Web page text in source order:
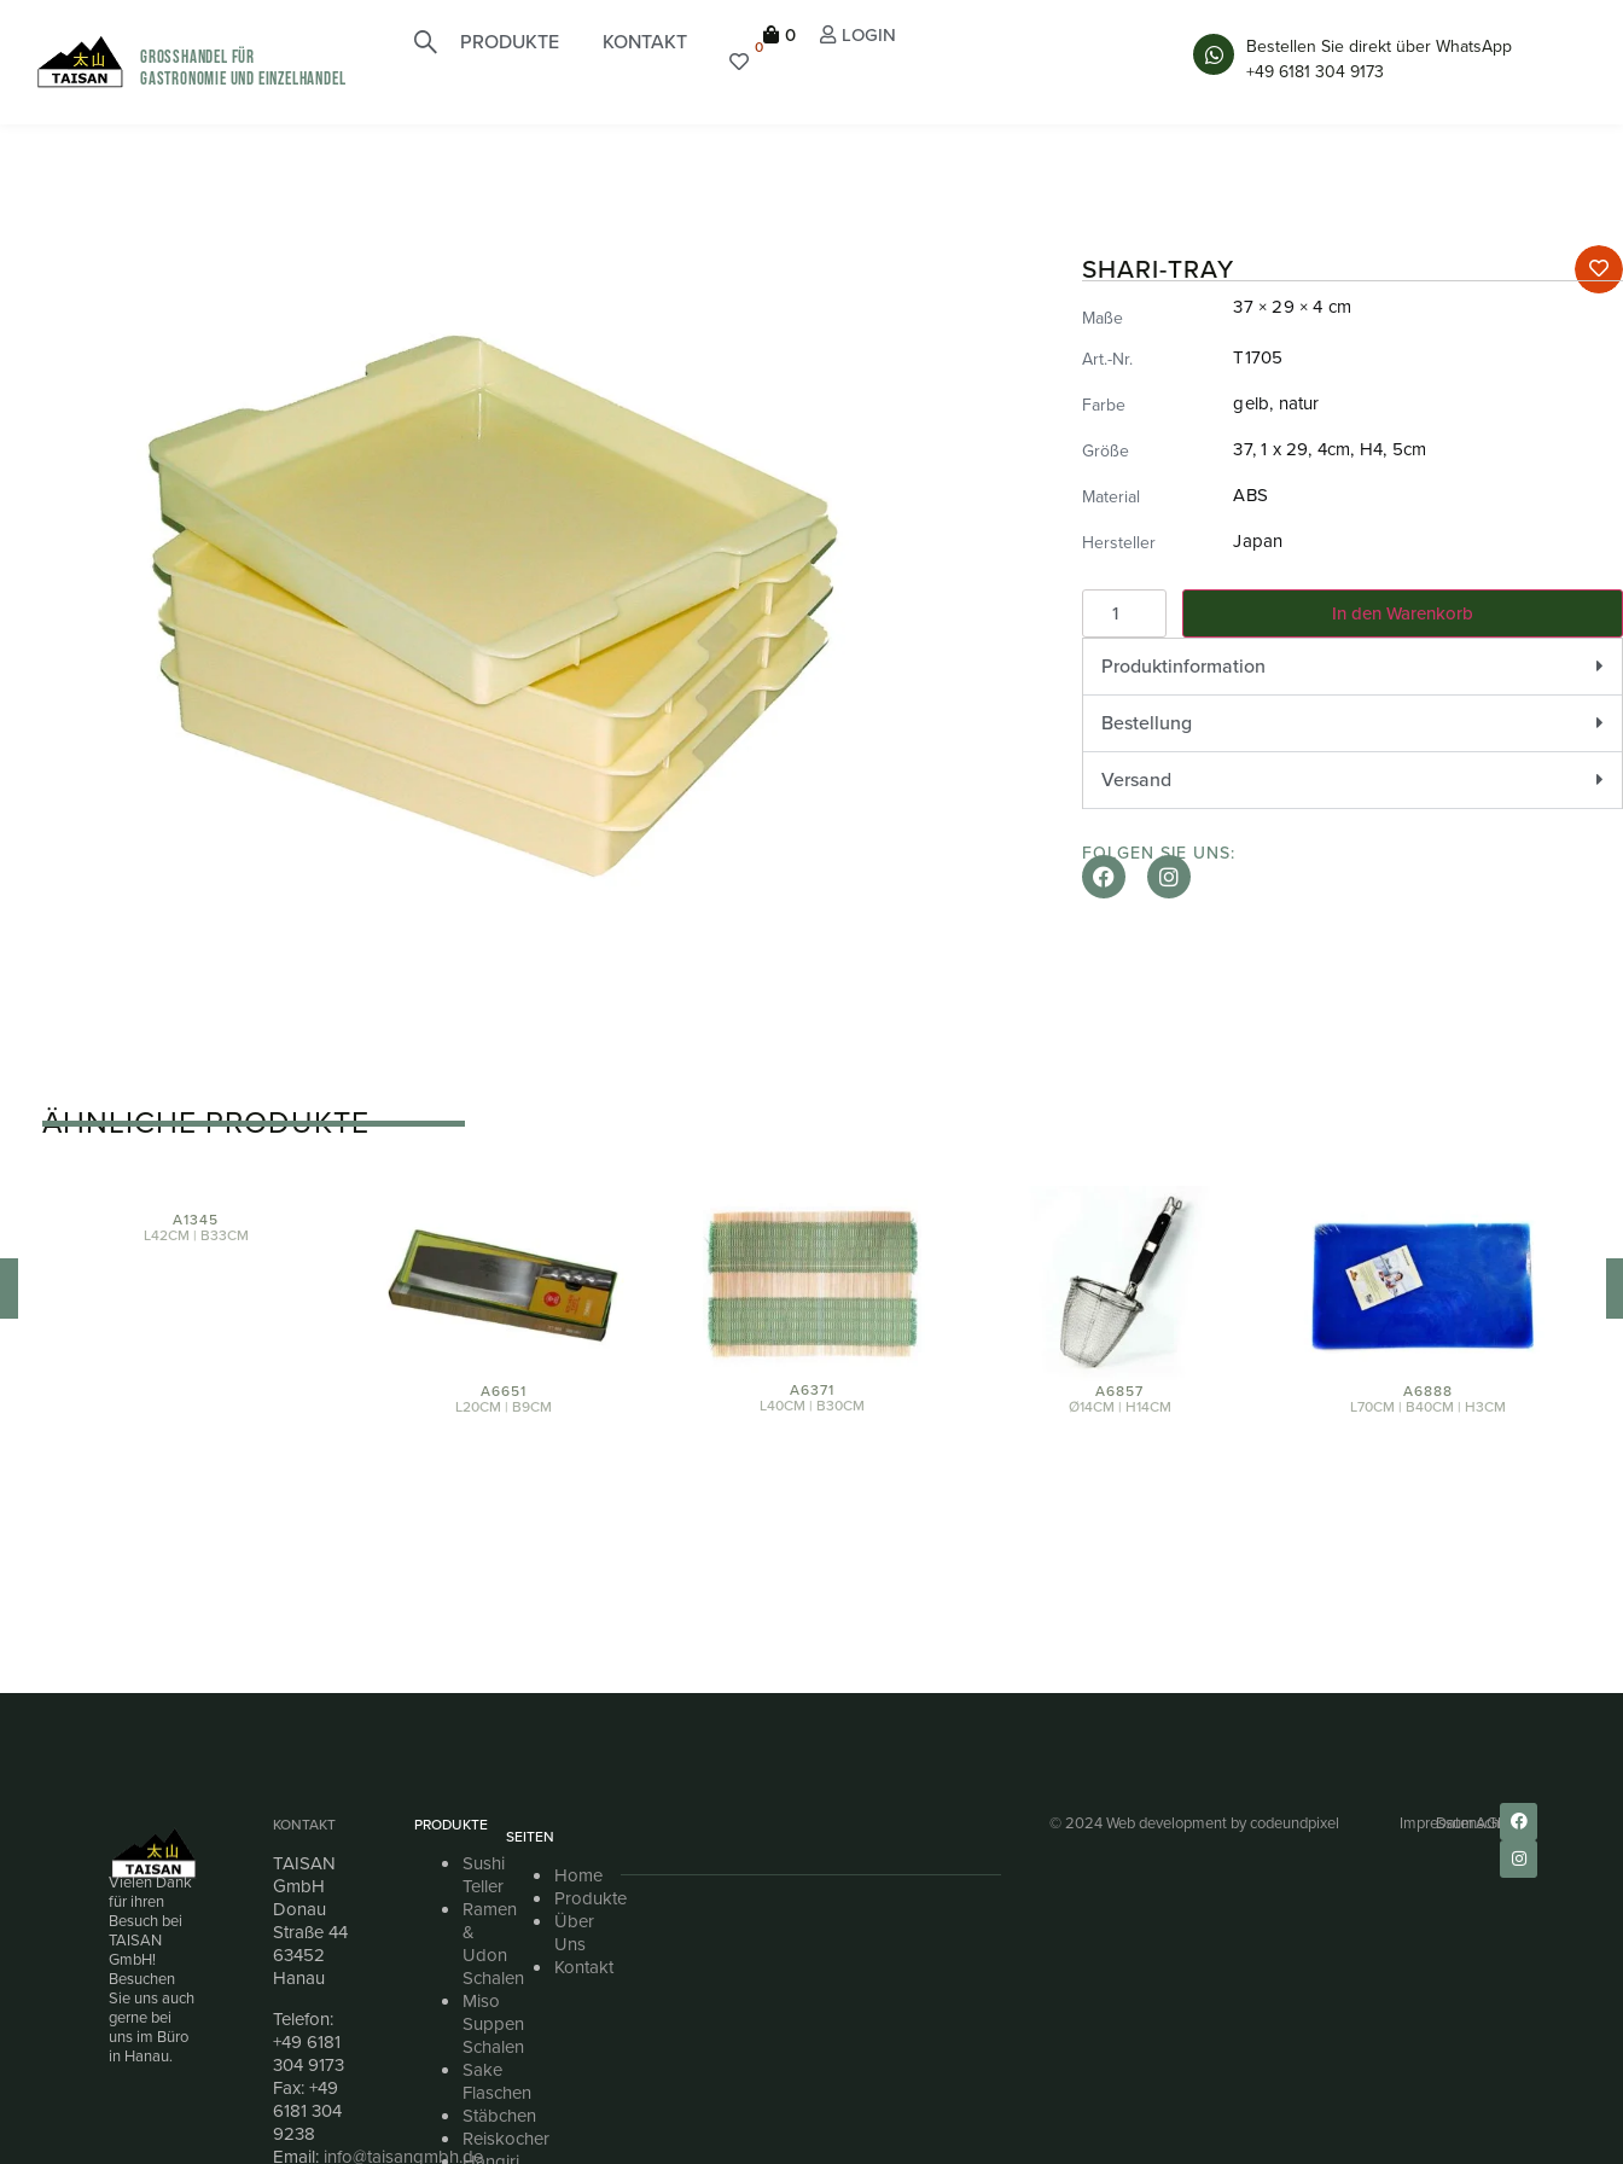
GROSSHANDEL FÜR
GASTRONOMIE UND EINZELHANDEL
PRODUKTE KONTAKT 0 0 LOGIN
Bestellen Sie direkt über WhatsApp
+49 6181 304 9173
SHARI-TRAY
Maße 37 × 29 × 4 cm
Art.-Nr. T1705
Farbe gelb, natur
Größe 37, 1 x 29, 4cm, H4, 5cm
Material ABS
Hersteller Japan
In den Warenkorb
Produktinformation
Bestellung
Versand
FOLGEN SIE UNS:
ÄHNLICHE PRODUKTE
A1345
L42CM | B33CM
A6651
L20CM | B9CM
A6371
L40CM | B30CM
A6857
Ø14CM | H14CM
A6888
L70CM | B40CM | H3CM
Vielen Dank
für ihren
Besuch bei
TAISAN
GmbH!
Besuchen
Sie uns auch
gerne bei
uns im Büro
in Hanau.
KONTAKT
TAISAN
GmbH
Donau
Straße 44
63452
Hanau
Telefon:
+49 6181
304 9173
Fax: +49
6181 304
9238
Email: info@taisangmbh.de
PRODUKTE
Sushi
Teller
Ramen
&
Udon
Schalen
Miso
Suppen
Schalen
Sake
Flaschen
Stäbchen
Reiskocher
SEITEN
Home
Produkte
Über
Uns
Kontakt
© 2024 Web development bycodeundpixel ImpressumDatenschutz
AGB